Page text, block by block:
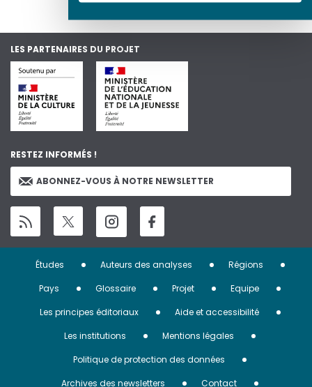
LES PARTENAIRES DU PROJET
RESTEZ INFORMÉS !
ABONNEZ-VOUS À NOTRE NEWSLETTER
Menu
Pied
page
Études Auteurs des analyses
Régions
Pays
Glossaire Projet
Equipe
Les principes éditoriaux
Aide et accessibilité
Les institutions
Mentions légales
Politique de protection des données
Archives des newsletters
Contact